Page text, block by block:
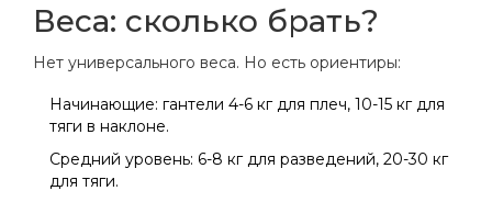
Веса: сколько брать?
Нет универсального веса. Но есть ориентиры:
Начинающие: гантели 4-6 кг для плеч, 10-15 кг для
тяги в наклоне.
Средний уровень: 6-8 кг для разведений, 20-30 кг
для тяги.